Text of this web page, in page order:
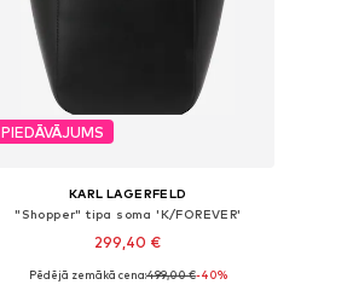
PIEDĀVĀJUMS
KARL LAGERFELD
"Shopper" tipa soma 'K/FOREVER'
299,40 €
Pieejamie izmēri: One Size
Pēdējā zemākā cena:499,00 €-40%